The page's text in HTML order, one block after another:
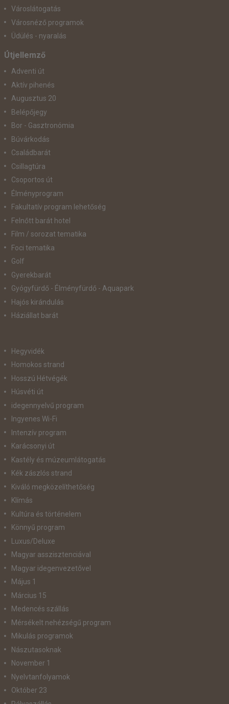
Városlátogatás
Városnéző programok
Üdülés - nyaralás
Útjellemző
Adventi út
Aktív pihenés
Augusztus 20
Belépőjegy
Bor - Gasztronómia
Búvárkodás
Családbarát
Csillagtúra
Csoportos út
Élményprogram
Fakultatív program lehetőség
Felnőtt barát hotel
Film / sorozat tematika
Foci tematika
Golf
Gyerekbarát
Gyógyfürdő - Élményfürdő - Aquapark
Hajós kirándulás
Háziállat barát
Hegyvidék
Homokos strand
Hosszú Hétvégék
Húsvéti út
idegennyelvű program
Ingyenes Wi-Fi
Intenzív program
Karácsonyi út
Kastély és múzeumlátogatás
Kék zászlós strand
Kiváló megközelíthetőség
Klímás
Kultúra és történelem
Könnyű program
Luxus/Deluxe
Magyar asszisztenciával
Magyar idegenvezetővel
Május 1
Március 15
Medencés szállás
Mérsékelt nehézségű program
Mikulás programok
Nászutasoknak
November 1
Nyelvtanfolyamok
Október 23